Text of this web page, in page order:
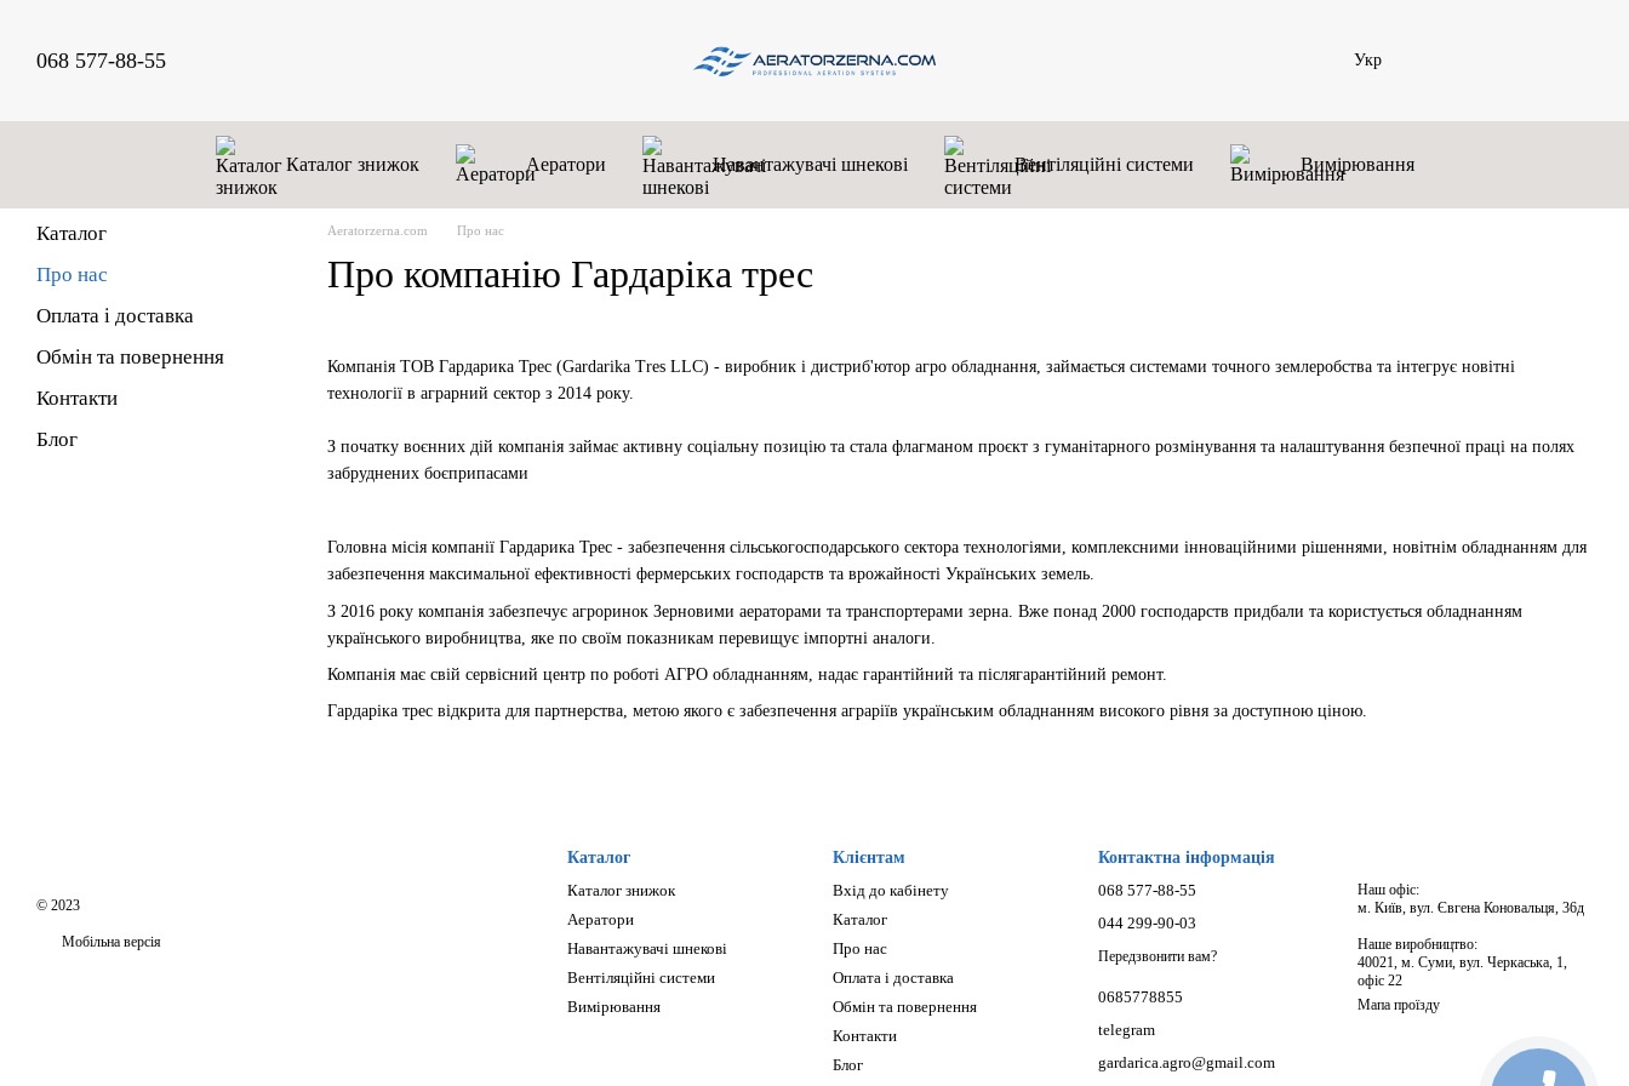
068 577-88-55 Укр
Каталог знижок Аератори Навантажувачі шнекові Вентіляційні системи Вимірювання
Аeratorzerna.com Про нас
Про компанію Гардаріка трес
Компанія ТОВ Гардарика Трес (Gardarika Tres LLC) - виробник і дистриб'ютор агро обладнання, займається системами точного землеробства та інтегрує новітні
технології в аграрний сектор з 2014 року.
З початку воєнних дій компанія займає активну соціальну позицію та стала флагманом проєкт з гуманітарного розмінування та налаштування безпечної праці на полях
забруднених боєприпасами
Головна місія компанії Гардарика Трес - забезпечення сільськогосподарського сектора технологіями, комплексними інноваційними рішеннями, новітнім обладнанням для
забезпечення максимальної ефективності фермерських господарств та врожайності Українських земель.
З 2016 року компанія забезпечує агроринок Зерновими аераторами та транспортерами зерна. Вже понад 2000 господарств придбали та користується обладнанням
українського виробництва, яке по своїм показникам перевищує імпортні аналоги.
Компанія має свій сервісний центр по роботі АГРО обладнанням, надає гарантійний та післягарантійний ремонт.
Гардаріка трес відкрита для партнерства, метою якого є забезпечення аграріїв українським обладнанням високого рівня за доступною ціною.
Каталог
Про нас
Оплата і доставка
Обмін та повернення
Контакти
Блог
© 2023
Мобільна версія
Каталог
Каталог знижок
Аератори
Навантажувачі шнекові
Вентіляційні системи
Вимірювання
Клієнтам
Вхід до кабінету
Каталог
Про нас
Оплата і доставка
Обмін та повернення
Контакти
Блог
Контактна інформація
068 577-88-55
044 299-90-03
Передзвонити вам?
0685778855
telegram
gardarica.agro@gmail.com
Наш офіс:
м. Київ, вул. Євгена Коновальця, 36д
Наше виробництво:
40021, м. Суми, вул. Черкаська, 1,
офіс 22
Мапа проїзду